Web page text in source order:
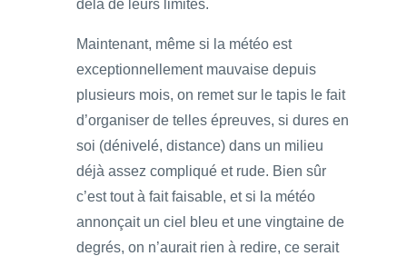
delà de leurs limites.
Maintenant, même si la météo est
exceptionnellement mauvaise depuis
plusieurs mois, on remet sur le tapis le fait
d’organiser de telles épreuves, si dures en
soi (dénivelé, distance) dans un milieu
déjà assez compliqué et rude. Bien sûr
c’est tout à fait faisable, et si la météo
annonçait un ciel bleu et une vingtaine de
degrés, on n’aurait rien à redire, ce serait